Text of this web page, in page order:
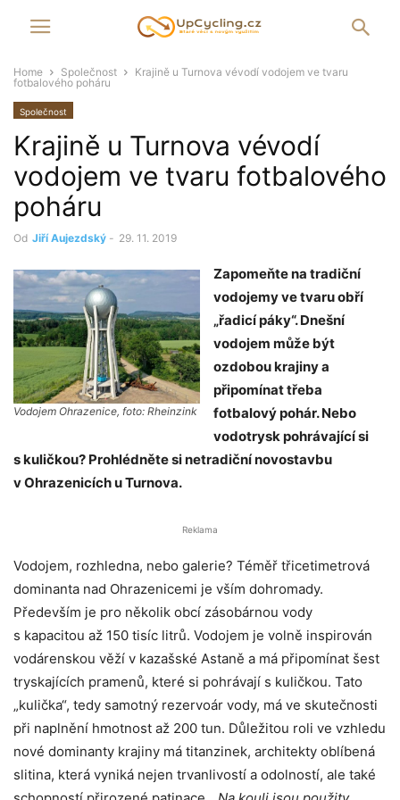
Home Společnost
Krajině u Turnova vévodí vodojem ve tvaru
fotbalového poháru
Společnost
Krajině u Turnova vévodí
vodojem ve tvaru fotbalového
poháru
Od Jiří Aujezdský - 29. 11. 2019
Vodojem Ohrazenice, foto: Rheinzink
Zapomeňte na tradiční
vodojemy ve tvaru obří
„řadicí páky“. Dnešní
vodojem může být
ozdobou krajiny a
připomínat třeba
fotbalový pohár. Nebo
vodotrysk pohrávající si
s kuličkou? Prohlédněte si netradiční novostavbu
v Ohrazenicích u Turnova.
Reklama
Vodojem, rozhledna, nebo galerie? Téměř třicetimetrová
dominanta nad Ohrazenicemi je vším dohromady.
Především je pro několik obcí zásobárnou vody
s kapacitou až 150 tisíc litrů. Vodojem je volně inspirován
vodárenskou věží v kazašské Astaně a má připomínat šest
tryskajících pramenů, které si pohrávají s kuličkou. Tato
„kulička“, tedy samotný rezervoár vody, má ve skutečnosti
při naplnění hmotnost až 200 tun. Důležitou roli ve vzhledu
nové dominanty krajiny má titanzinek, architekty oblíbená
slitina, která vyniká nejen trvanlivostí a odolností, ale také